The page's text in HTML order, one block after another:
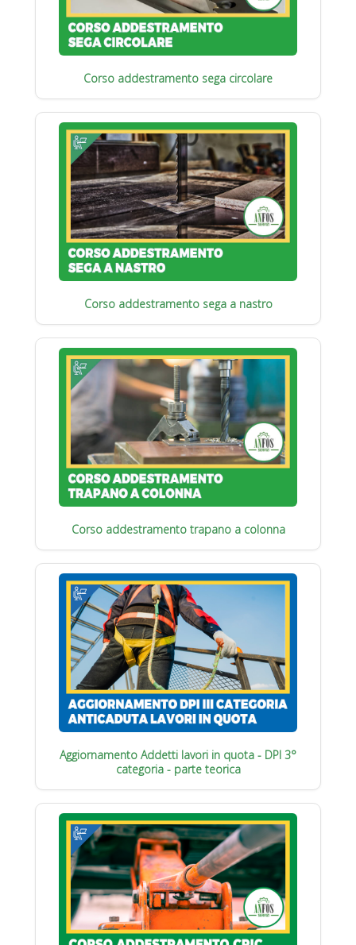
Corso addestramento sega circolare
Corso addestramento sega a nastro
Corso addestramento trapano a colonna
Aggiornamento Addetti lavori in quota - DPI 3°
categoria - parte teorica